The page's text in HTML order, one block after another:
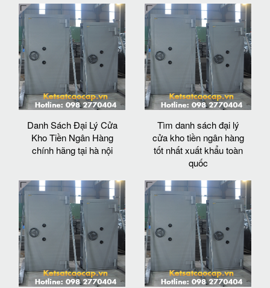
Danh Sách Đại Lý Cửa
Kho Tiền Ngân Hàng
chính hãng tại hà nội
Tìm danh sách đại lý
cửa kho tiền ngân hàng
tốt nhất xuất khẩu toàn
quốc